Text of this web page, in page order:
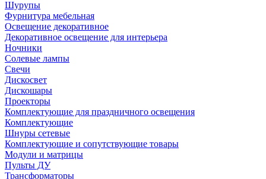
Шурупы
Фурнитура мебельная
Освещение декоративное
Декоративное освещение для интерьера
Ночники
Солевые лампы
Свечи
Дискосвет
Дискошары
Проекторы
Комплектующие для праздничного освещения
Комплектующие
Шнуры сетевые
Комплектующие и сопутствующие товары
Модули и матрицы
Пульты ДУ
Трансформаторы